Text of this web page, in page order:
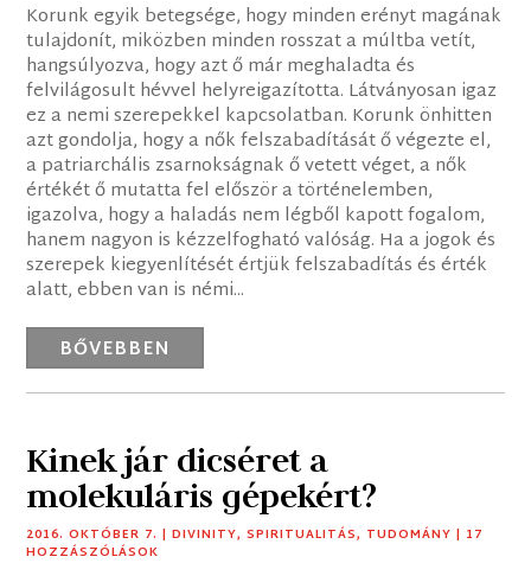
Korunk egyik betegsége, hogy minden erényt magának
tulajdonít, miközben minden rosszat a múltba vetít,
hangsúlyozva, hogy azt ő már meghaladta és
felvilágosult hévvel helyreigazította. Látványosan igaz
ez a nemi szerepekkel kapcsolatban. Korunk önhitten
azt gondolja, hogy a nők felszabadítását ő végezte el,
a patriarchális zsarnokságnak ő vetett véget, a nők
értékét ő mutatta fel először a történelemben,
igazolva, hogy a haladás nem légből kapott fogalom,
hanem nagyon is kézzelfogható valóság. Ha a jogok és
szerepek kiegyenlítését értjük felszabadítás és érték
alatt, ebben van is némi...
BŐVEBBEN
Kinek jár dicséret a
molekuláris gépekért?
2016. OKTÓBER 7. |DIVINITY,SPIRITUALITÁS, TUDOMÁNY | 17
HOZZÁSZÓLÁSOK